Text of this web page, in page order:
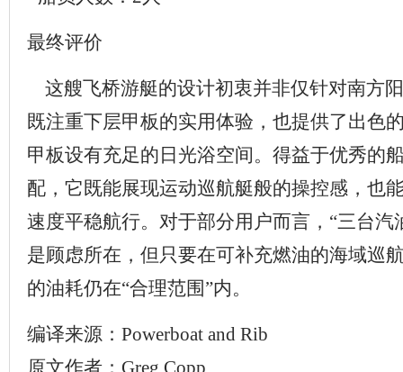
最终评价
这艘飞桥游艇的设计初衷并非仅针对南方
既注重下层甲板的实用体验，也提供了出色
甲板设有充足的日光浴空间。得益于优秀的
配，它既能展现运动巡航艇般的操控感，也
速度平稳航行。对于部分用户而言，“三台汽
是顾虑所在，但只要在可补充燃油的海域巡
的油耗仍在“合理范围”内。
编译来源：Powerboat and Rib
原文作者：Greg Copp